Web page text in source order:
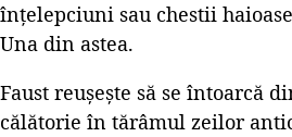
înțelepciuni sau chestii
Una din astea.
Faust reușește să se întoarcă
călătorie în tărâmul zeilor